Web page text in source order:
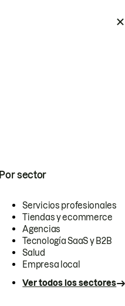
Por sector
Servicios profesionales
Tiendas y ecommerce
Agencias
Tecnología SaaS y B2B
Salud
Empresa local
Ver todos los sectores